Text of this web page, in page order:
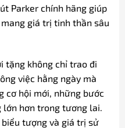
Parker chính hãng giúp
giá trị tinh thần sâu
tặng không chỉ trao đi
việc hằng ngày mà
cơ hội mới, những bước
lớn hơn trong tương lai.
tượng và giá trị sử